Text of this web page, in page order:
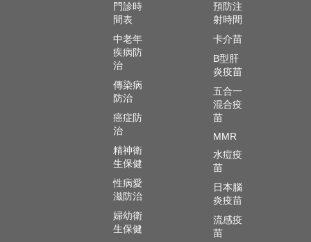
門診時
間表
中老年
疾病防
治
傳染病
防治
癌症防
治
精神衛
生保健
性病愛
滋防治
婦幼衛
生保健
預防注
射時間
卡介苗
B型肝
炎疫苗
五合一
混合疫
苗
MMR
水痘疫
苗
日本腦
炎疫苗
流感疫
苗